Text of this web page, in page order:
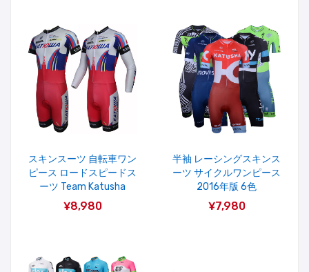
スキンスーツ 自転車ワン
ピース ロードスピードス
ーツ Team Katusha
¥8,980
半袖 レーシングスキンス
ーツ サイクルワンピース
2016年版 6色
¥7,980